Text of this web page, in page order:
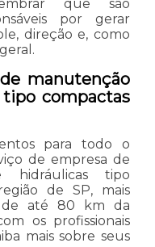
que são
por gerar
direção e, como
manutenção
compactas
para todo o
de empresa de
hidráulicas tipo
de SP, mais
de até 80 km da
os profissionais
mais sobre seus